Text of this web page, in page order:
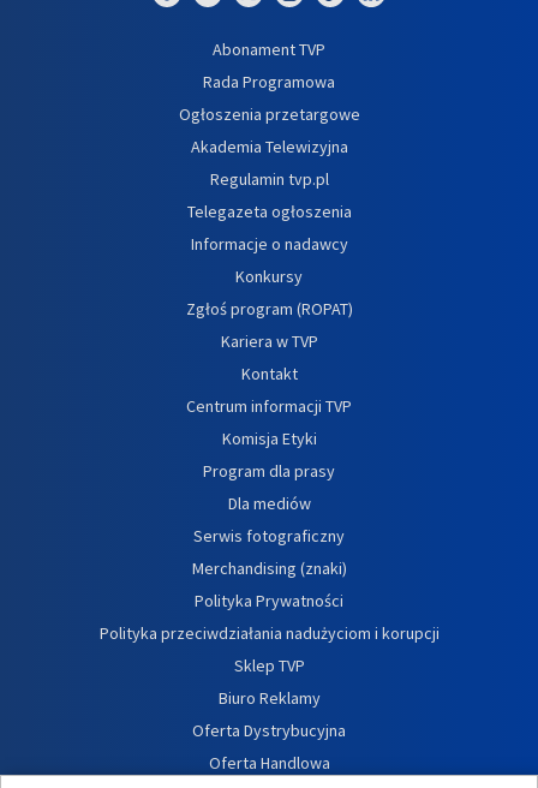
Abonament TVP
Rada Programowa
Ogłoszenia przetargowe
Akademia Telewizyjna
Regulamin tvp.pl
Telegazeta ogłoszenia
Informacje o nadawcy
Konkursy
Zgłoś program (ROPAT)
Kariera w TVP
Kontakt
Centrum informacji TVP
Komisja Etyki
Program dla prasy
Dla mediów
Serwis fotograficzny
Merchandising (znaki)
Polityka Prywatności
Polityka przeciwdziałania nadużyciom i korupcji
Sklep TVP
Biuro Reklamy
Oferta Dystrybucyjna
Oferta Handlowa